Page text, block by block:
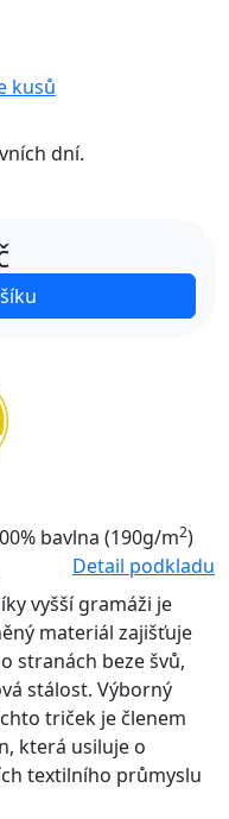
kusů
dní.
bavlna (190g/m2)
Detail podkladu
vyšší gramáži je
materiál zajišťuje
stranách beze švů,
stálost. Výborný
triček je členem
která usiluje o
textilního průmyslu